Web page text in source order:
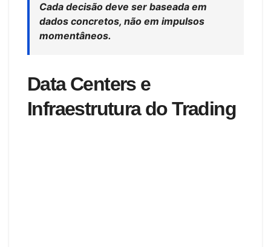
Cada decisão deve ser baseada em
dados concretos, não em impulsos
momentâneos.
Data Centers e
Infraestrutura do Trading